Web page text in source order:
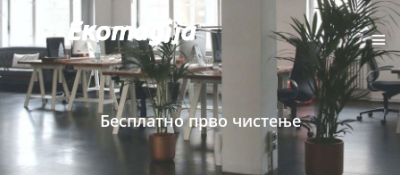
Бесплатно прво чистење
ПОЧЕТНА
ЗА НАС